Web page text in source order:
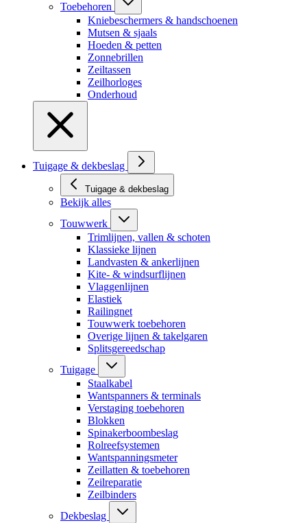
Toebehoren
Kniebeschermers & handschoenen
Mutsen & sjaals
Hoeden & petten
Zonnebrillen
Zeiltassen
Zeilhorloges
Onderhoud
Tuigage & dekbeslag
Tuigage & dekbeslag
Bekijk alles
Touwwerk
Trimlijnen, vallen & schoten
Klassieke lijnen
Landvasten & ankerlijnen
Kite- & windsurflijnen
Vlaggenlijnen
Elastiek
Railingnet
Touwwerk toebehoren
Overige lijnen & takelgaren
Splitsgereedschap
Tuigage
Staalkabel
Wantspanners & terminals
Verstaging toebehoren
Blokken
Spinakerboombeslag
Rolreefsystemen
Wantspanningsmeter
Zeillatten & toebehoren
Zeilreparatie
Zeilbinders
Dekbeslag